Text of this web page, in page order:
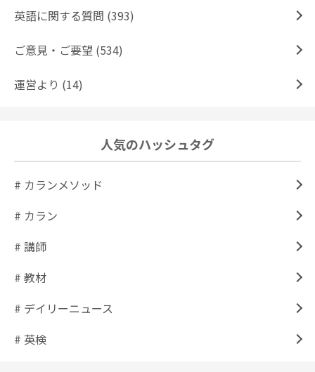
英語に関する質問 (393)
ご意見・ご要望 (534)
運営より (14)
人気のハッシュタグ
# カランメソッド
# カラン
# 講師
# 教材
# デイリーニュース
# 英検